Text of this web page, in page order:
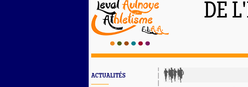
DE
ACTUALITÉS